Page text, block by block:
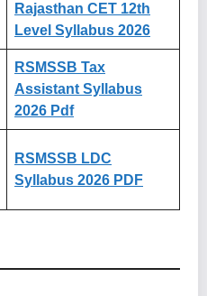
Rajasthan CET 12th
Level Syllabus 2026
RSMSSB Tax
Assistant Syllabus
2026 Pdf
RSMSSB LDC
Syllabus 2026 PDF